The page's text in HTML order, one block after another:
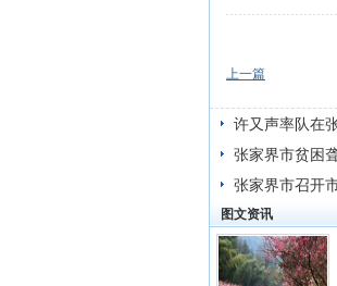
上一篇
许又声率队在
作
张家界市贫困
张家界市召开
图文资讯